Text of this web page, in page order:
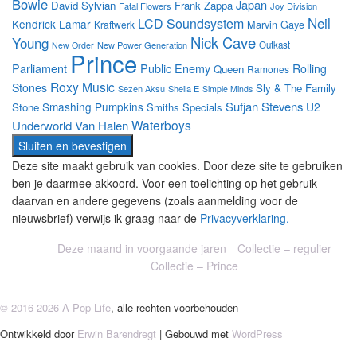
Bowie David Sylvian Fatal Flowers Frank Zappa Japan Joy Division
Kendrick Lamar Kraftwerk LCD Soundsystem Marvin Gaye Neil
Young New Order New Power Generation Nick Cave Outkast
Parliament Prince Public Enemy Queen Ramones Rolling
Stones Roxy Music Sezen Aksu Sheila E Simple Minds Sly & The Family
Stone Smashing Pumpkins Smiths Specials Sufjan Stevens U2
UnderworldVan HalenWaterboys
Deze site maakt gebruik van cookies. Door deze site te gebruiken
ben je daarmee akkoord. Voor een toelichting op het gebruik
daarvan en andere gegevens (zoals aanmelding voor de
nieuwsbrief) verwijs ik graag naar de Privacyverklaring.
Deze maand in voorgaande jaren
Collectie – regulier
Collectie – Prince
© 2016-2026 A Pop Life, alle rechten voorbehouden
Ontwikkeld door Erwin Barendregt | Gebouwd met WordPress